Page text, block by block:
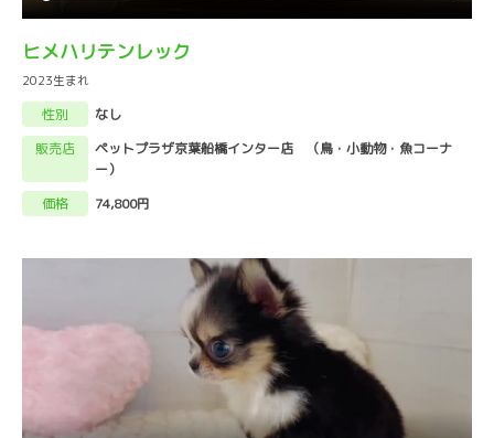
ヒメハリテンレック
2023生まれ
性別
なし
販売店
ペットプラザ京葉船橋インター店 （鳥・小動物・魚コーナ
ー）
価格
74,800円